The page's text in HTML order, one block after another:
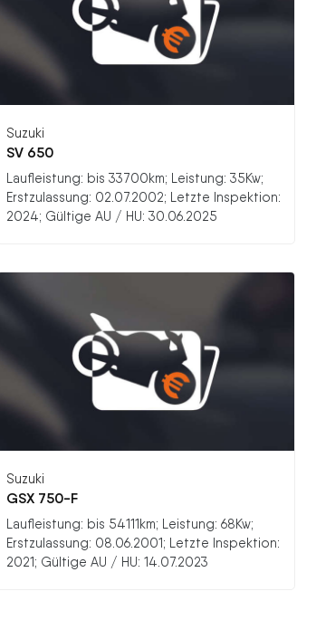
Suzuki
SV 650
Laufleistung: bis 33700km; Leistung: 35Kw;
Erstzulassung: 02.07.2002; Letzte Inspektion:
2024; Gültige AU / HU: 30.06.2025
Suzuki
GSX 750-F
Laufleistung: bis 54111km; Leistung: 68Kw;
Erstzulassung: 08.06.2001; Letzte Inspektion:
2021; Gültige AU / HU: 14.07.2023